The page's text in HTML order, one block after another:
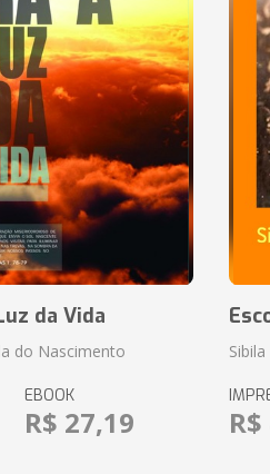
da Vida
do Nascimento
EBOOK
R$ 27,19